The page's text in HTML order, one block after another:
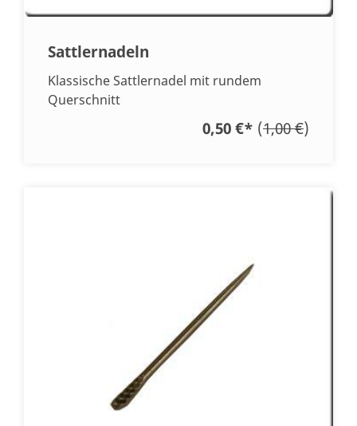
Sattlernadeln
Klassische Sattlernadel mit rundem
Querschnitt
0,50 €* (1,00 €)